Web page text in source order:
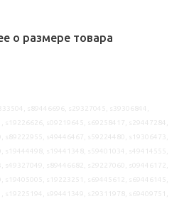
о размере товара